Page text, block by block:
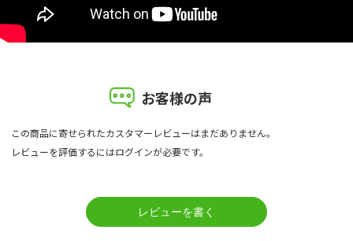
お客様の声
この商品に寄せられたカスタマーレビューはまだありません。
レビューを評価するにはログインが必要です。